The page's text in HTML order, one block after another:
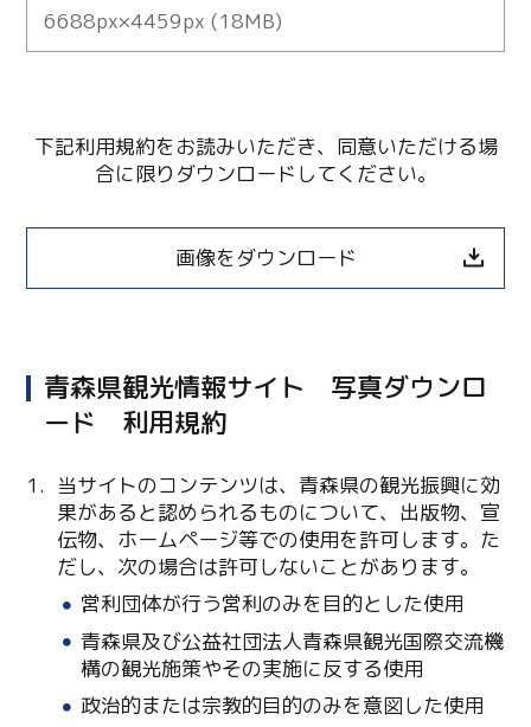
6688px×4459px (18MB)
下記利用規約をお読みいただき、同意いただける場
合に限りダウンロードしてください。
画像をダウンロード
青森県観光情報サイト 写真ダウンロ
ード 利用規約
当サイトのコンテンツは、青森県の観光振興に効
果があると認められるものについて、出版物、宣
伝物、ホームページ等での使用を許可します。た
だし、次の場合は許可しないことがあります。
営利団体が行う営利のみを目的とした使用
青森県及び公益社団法人青森県観光国際交流機
構の観光施策やその実施に反する使用
政治的または宗教的目的のみを意図した使用
Twitter
Facebook
Line
Copy URL